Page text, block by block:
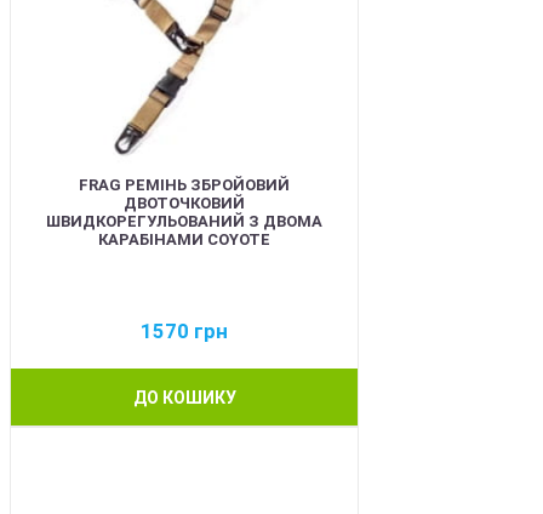
FRAG РЕМІНЬ ЗБРОЙОВИЙ
ДВОТОЧКОВИЙ
ШВИДКОРЕГУЛЬОВАНИЙ З ДВОМА
КАРАБІНАМИ COYOTE
1570 грн
ДО КОШИКУ